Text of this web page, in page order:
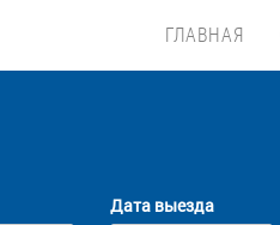
ГЛАВНАЯ
Дата выезда